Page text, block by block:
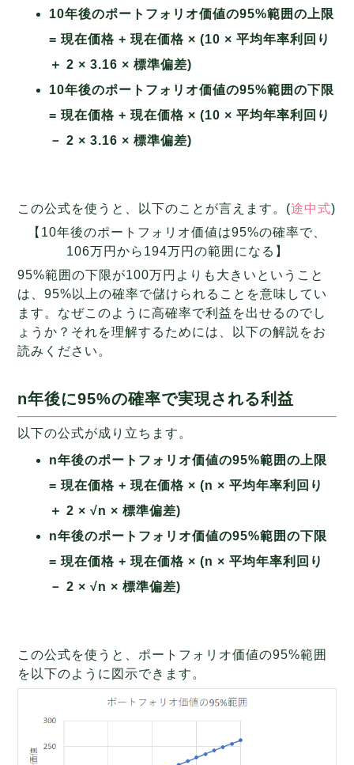
10年後のポートフォリオ価値の95%範囲の上限
= 現在価格 + 現在価格 × (10 × 平均年率利回り
＋ 2 × 3.16 × 標準偏差)
10年後のポートフォリオ価値の95%範囲の下限
= 現在価格 + 現在価格 × (10 × 平均年率利回り
－ 2 × 3.16 × 標準偏差)
この公式を使うと、以下のことが言えます。(途中式)
【10年後のポートフォリオ価値は95%の確率で、
106万円から194万円の範囲になる】
95%範囲の下限が100万円よりも大きいということ
は、95%以上の確率で儲けられることを意味してい
ます。なぜこのように高確率で利益を出せるのでし
ょうか？それを理解するためには、以下の解説をお
読みください。
n年後に95%の確率で実現される利益
以下の公式が成り立ちます。
n年後のポートフォリオ価値の95%範囲の上限
= 現在価格 + 現在価格 × (n × 平均年率利回り
＋ 2 × √n × 標準偏差)
n年後のポートフォリオ価値の95%範囲の下限
= 現在価格 + 現在価格 × (n × 平均年率利回り
－ 2 × √n × 標準偏差)
この公式を使うと、ポートフォリオ価値の95%範囲
を以下のように図示できます。